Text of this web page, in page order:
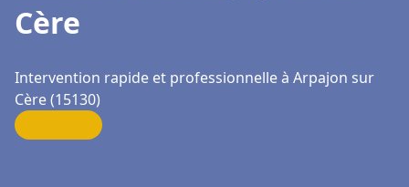
Cère
Intervention rapide et professionnelle à Arpajon sur
Cère (15130)